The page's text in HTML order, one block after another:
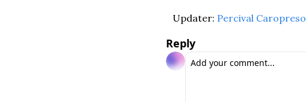
Updater: Percival Caropreso
Reply